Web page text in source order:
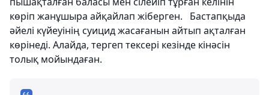
көріп жанұшыра айқайлап жіберген. Бастапқыда
әйелі күйеуінің суицид жасағанын айтып ақталған
көрінеді. Алайда, тергеп тексері кезінде кінәсін
толық мойындаған.